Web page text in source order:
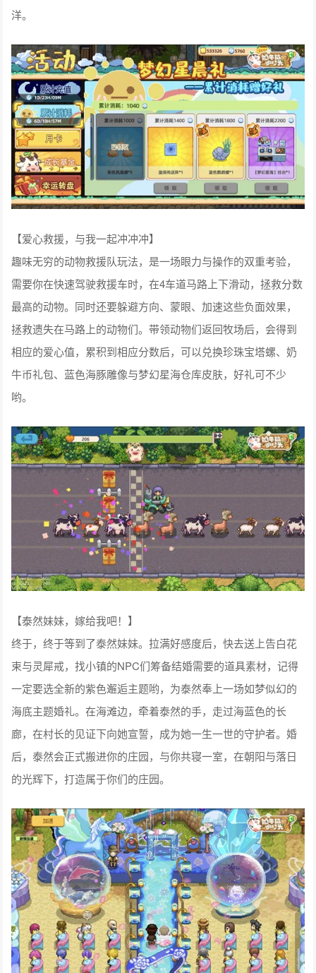
洋。
【爱心救援，与我一起冲冲冲】
趣味无穷的动物救援队玩法，是一场眼力与操作的双重考验，
需要你在快速驾驶救援车时，在4车道马路上下滑动，拯救分数
最高的动物。同时还要躲避方向、蒙眼、加速这些负面效果，
拯救遗失在马路上的动物们。带领动物们返回牧场后，会得到
相应的爱心值，累积到相应分数后，可以兑换珍珠宝塔螺、奶
牛币礼包、蓝色海豚雕像与梦幻星海仓库皮肤，好礼可不少
哟。
【泰然妹妹，嫁给我吧！】
终于，终于等到了泰然妹妹。拉满好感度后，快去送上告白花
束与灵犀戒，找小镇的NPC们筹备结婚需要的道具素材，记得
一定要选全新的紫色邂逅主题哟，为泰然奉上一场如梦似幻的
海底主题婚礼。在海滩边，牵着泰然的手，走过海蓝色的长
廊，在村长的见证下向她宣誓，成为她一生一世的守护者。婚
后，泰然会正式搬进你的庄园，与你共寝一室，在朝阳与落日
的光辉下，打造属于你们的庄园。